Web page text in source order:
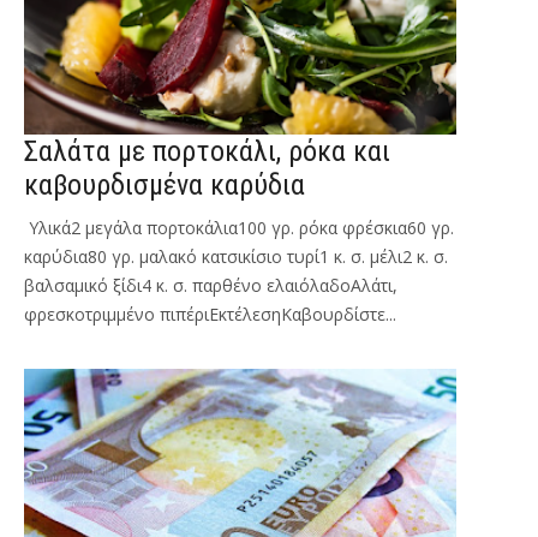
Σαλάτα με πορτοκάλι, ρόκα και
καβουρδισμένα καρύδια
Υλικά2 μεγάλα πορτοκάλια100 γρ. ρόκα φρέσκια60 γρ.
καρύδια80 γρ. μαλακό κατσικίσιο τυρί1 κ. σ. μέλι2 κ. σ.
βαλσαμικό ξίδι4 κ. σ. παρθένο ελαιόλαδοΑλάτι,
φρεσκοτριμμένο πιπέριΕκτέλεσηΚαβουρδίστε...